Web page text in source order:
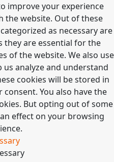
improve your experience
the website. Out of these
as necessary are
are essential for the
of the website. We also use
analyze and understand
cookies will be stored in
You also have the
But opting out of some
effect on your browsing